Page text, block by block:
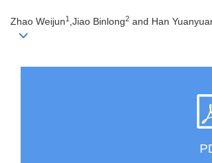
Zhao Weijun1 ,Jiao Binlong2 and Han